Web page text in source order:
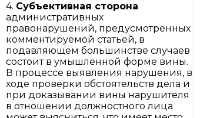
4. Субъективная сторона
административных
правонарушений, предусмотренных
комментируемой статьей, в
подавляющем большинстве случаев
состоит в умышленной форме вины.
В процессе выявления нарушения, в
ходе проверки обстоятельств дела и
при доказывании вины нарушителя
в отношении должностного лица